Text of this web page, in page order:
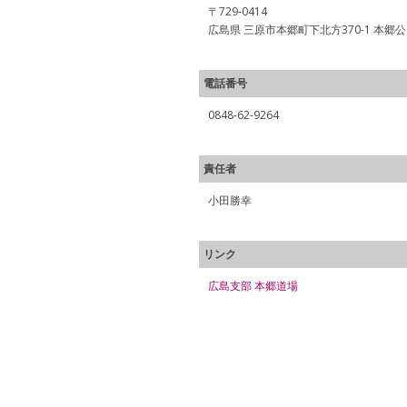
〒729-0414
広島県 三原市本郷町下北方370-1 本郷
電話番号
0848-62-9264
責任者
小田勝幸
リンク
広島支部 本郷道場